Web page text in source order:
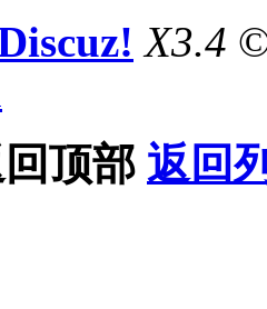
X3.4
顶部 返回